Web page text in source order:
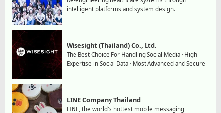
intelligent platforms and system design.
Wisesight (Thailand) Co., Ltd.
The Best Choice For Handling Social Media · High
Expertise in Social Data · Most Advanced and Secure
LINE Company Thailand
LINE, the world's hottest mobile messaging